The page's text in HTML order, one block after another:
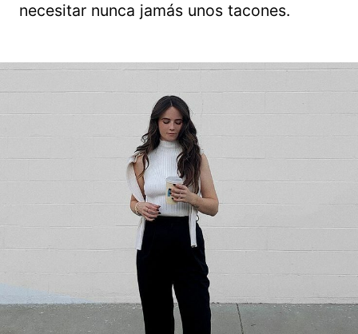
necesitar nunca jamás unos tacones.